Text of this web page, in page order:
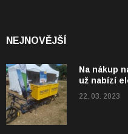
NEJNOVĚJŠÍ
Na nákup
už nabízí
22. 03. 2023